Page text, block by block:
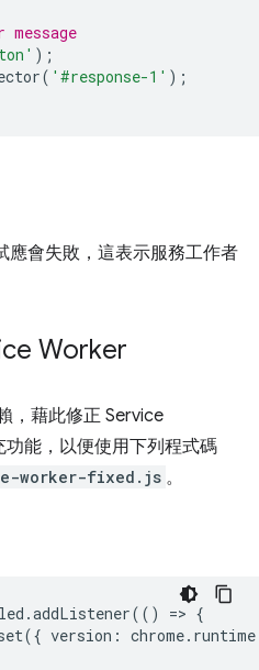
);
( '#response-1' );
應會失敗，這表示服務工作者
Worker
，藉此修正 Service
能，以便使用下列程式碼
worker-fixed.js 。
.addListener(() => {
({ version : chrome. runtime